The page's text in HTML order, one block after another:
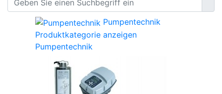
Pumpentechnik
Produktkategorie anzeigen
Pumpentechnik